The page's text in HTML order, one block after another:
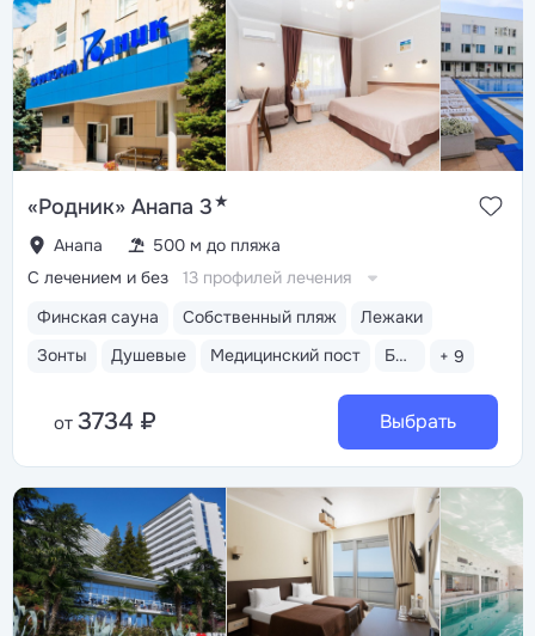
«Родник» Анапа 3★
Анапа 500 м до пляжа
Финская сауна Собственный пляж
Лежаки
Зонты
Душевые Медицинский пост Бассейн открытый + 9
С лечением и без 13 профилей лечения
от 3734 ₽ Выбрать